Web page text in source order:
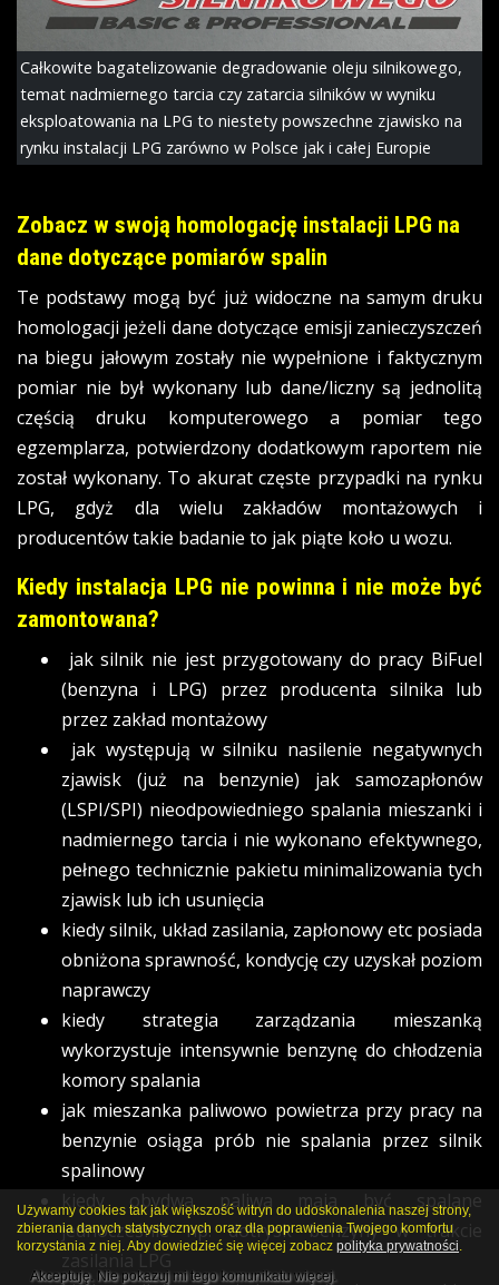
Całkowite bagatelizowanie degradowanie oleju silnikowego,
temat nadmiernego tarcia czy zatarcia silników w wyniku
eksploatowania na LPG to niestety powszechne zjawisko na
rynku instalacji LPG zarówno w Polsce jak i całej Europie
Zobacz w swoją homologację instalacji LPG na
dane dotyczące pomiarów spalin
Te podstawy mogą być już widoczne na samym druku
homologacji jeżeli dane dotyczące emisji zanieczyszczeń
na biegu jałowym zostały nie wypełnione i faktycznym
pomiar nie był wykonany lub dane/liczny są jednolitą
częścią druku komputerowego a pomiar tego
egzemplarza, potwierdzony dodatkowym raportem nie
został wykonany. To akurat częste przypadki na rynku
LPG, gdyż dla wielu zakładów montażowych i
producentów takie badanie to jak piąte koło u wozu.
Kiedy instalacja LPG nie powinna i nie może być
zamontowana?
jak silnik nie jest przygotowany do pracy BiFuel
(benzyna i LPG) przez producenta silnika lub
przez zakład montażowy
jak występują w silniku nasilenie negatywnych
zjawisk (już na benzynie) jak samozapłonów
(LSPI/SPI) nieodpowiedniego spalania mieszanki i
nadmiernego tarcia i nie wykonano efektywnego,
pełnego technicznie pakietu minimalizowania tych
zjawisk lub ich usunięcia
kiedy silnik, układ zasilania, zapłonowy etc posiada
obniżona sprawność, kondycję czy uzyskał poziom
naprawczy
kiedy strategia zarządzania mieszanką
wykorzystuje intensywnie benzynę do chłodzenia
komory spalania
jak mieszanka paliwowo powietrza przy pracy na
benzynie osiąga prób nie spalania przez silnik
spalinowy
kiedy obydwa paliwa maja być spalane
jednocześnie np: dotrysk benzyny w trakcie
zasilania LPG
Używamy cookies tak jak większość witryn do udoskonalenia naszej strony,
zbierania danych statystycznych oraz dla poprawienia Twojego komfortu
korzystania z niej. Aby dowiedzieć się więcej zobacz polityka prywatności.
Akceptuję. Nie pokazuj mi tego komunikatu więcej.